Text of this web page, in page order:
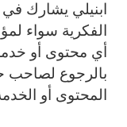
ابنيلي يشارك
الفكرية سواء
أي محتوى أو
بالرجوع لصاحب
المحتوى أو